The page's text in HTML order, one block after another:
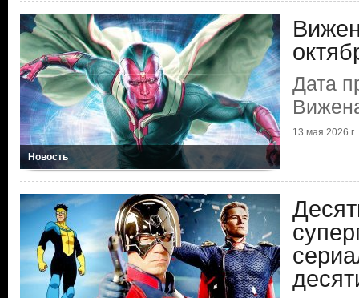
Новость
Дата
13 мая 2026 г.